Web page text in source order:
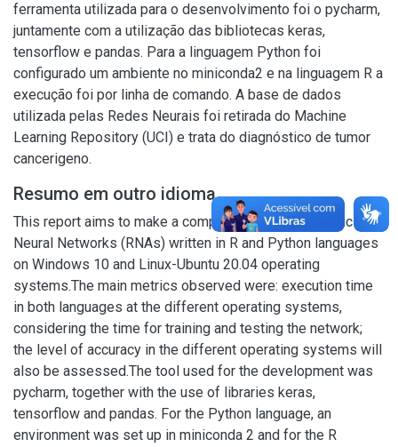
ferramenta utilizada para o desenvolvimento foi o pycharm,
juntamente com a utilização das bibliotecas keras,
tensorflow e pandas. Para a linguagem Python foi
configurado um ambiente no miniconda2 e na linguagem R a
execução foi por linha de comando. A base de dados
utilizada pelas Redes Neurais foi retirada do Machine
Learning Repository (UCI) e trata do diagnóstico de tumor
cancerigeno.
Resumo em outro idioma
This report aims to make a comparison between Artificial
Neural Networks (RNAs) written in R and Python languages
on Windows 10 and Linux-Ubuntu 20.04 operating
systems.The main metrics observed were: execution time
in both languages at the different operating systems,
considering the time for training and testing the network;
the level of accuracy in the different operating systems will
also be assessed.The tool used for the development was
pycharm, together with the use of libraries keras,
tensorflow and pandas. For the Python language, an
environment was set up in miniconda 2 and for the R